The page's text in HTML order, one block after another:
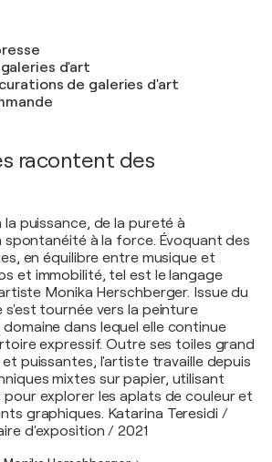
d'art
de galeries d'art
racontent des
la puissance, de la pureté à
spontanéité à la force. Évoquant des
en équilibre entre musique et
et immobilité, tel est le langage
Monika Herschberger. Issue du
s'est tournée vers la peinture
dans lequel elle continue
expressif. Outre ses toiles grand
puissantes, l'artiste travaille depuis
mixtes sur papier, utilisant
explorer les aplats de couleur et
graphiques. Katarina Teresidi /
d'exposition / 2021